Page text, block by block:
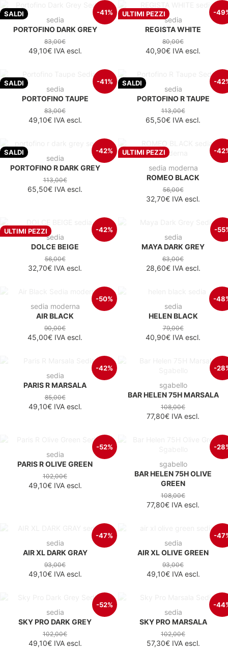
SALDI -41%
sedia
PORTOFINO DARK GREY
83,00€
49,10€IVA escl.
ULTIMI PEZZI -
sedia
REGISTA WHITE
80,00€
40,90€ IVA escl.
SALDI -41%
sedia
PORTOFINO TAUPE
83,00€
49,10€IVA escl.
SALDI -
sedia
PORTOFINO R TAUPE
113,00€
65,50€ IVA escl.
SALDI -42%
sedia
PORTOFINO R DARK GREY
113,00€
65,50€ IVA escl.
ULTIMI PEZZI -
sedia moderna
ROMEO BLACK
56,00€
32,70€ IVA escl.
ULTIMI PEZZI -42%
sedia
DOLCE BEIGE
56,00€
32,70€ IVA escl.
-
sedia
MAYA DARK GREY
63,00€
28,60€IVA escl.
-50%
sedia moderna
AIR BLACK
90,00€
45,00€ IVA escl.
-
sedia
HELEN BLACK
79,00€
40,90€ IVA escl.
-42%
sedia
PARIS R MARSALA
85,00€
49,10€IVA escl.
-
sgabello
BAR HELEN 75H MARSALA
108,00€
77,80€ IVA escl.
-52%
sedia
PARIS R OLIVE GREEN
102,00€
49,10€IVA escl.
-
sgabello
BAR HELEN 75H OLIVE
GREEN
108,00€
77,80€ IVA escl.
-47%
sedia
AIR XL DARK GRAY
93,00€
49,10€IVA escl.
-
sedia
AIR XL OLIVE GREEN
93,00€
49,10€IVA escl.
-52%
sedia
SKY PRO DARK GREY
102,00€
49,10€IVA escl.
-
sedia
SKY PRO MARSALA
102,00€
57,30€IVA escl.